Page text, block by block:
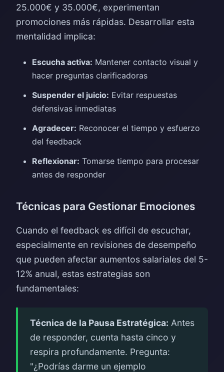
25.000€ y 35.000€, experimentan
promociones más rápidas. Desarrollar esta
mentalidad implica:
Escucha activa: Mantener contacto visual y
hacer preguntas clarificadoras
Suspender el juicio: Evitar respuestas
defensivas inmediatas
Agradecer: Reconocer el tiempo y esfuerzo
del feedback
Reflexionar: Tomarse tiempo para procesar
antes de responder
Técnicas para Gestionar Emociones
Cuando el feedback es difícil de escuchar,
especialmente en revisiones de desempeño
que pueden afectar aumentos salariales del 5-
12% anual, estas estrategias son
fundamentales:
Técnica de la Pausa Estratégica: Antes
de responder, cuenta hasta cinco y
respira profundamente. Pregunta:
"¿Podrías darme un ejemplo